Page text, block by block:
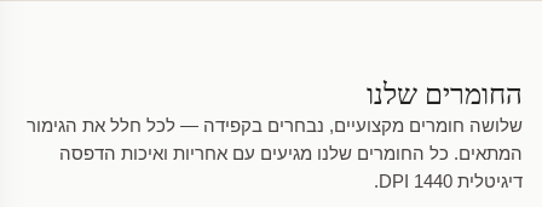
החומרים שלנו
שלושה חומרים מקצועיים, נבחרים בקפידה — לכל חלל את הגימור
המתאים. כל החומרים שלנו מגיעים עם אחריות ואיכות הדפסה
דיגיטלית 1440 DPI.